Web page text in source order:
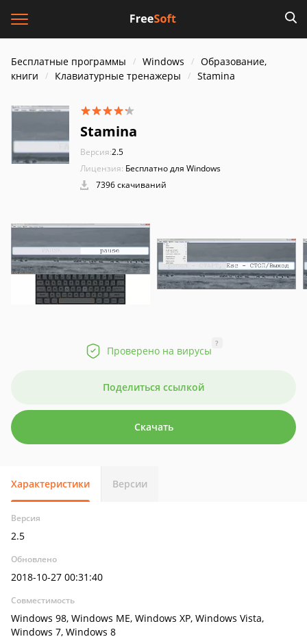
Бесплатные программы Windows
Образование,
книги
Клавиатурные тренажеры Stamina
Stamina
Версия:2.5
Лицензия: Бесплатно для Windows
7396 скачиваний
Проверено на вирусы
?
Поделиться ссылкой
Скачать
Характеристики Версии
Версия
2.5
Обновлено
2018-10-27 00:31:40
Совместимость
Windows 98, Windows ME, Windows XP, Windows Vista,
Windows 7, Windows 8